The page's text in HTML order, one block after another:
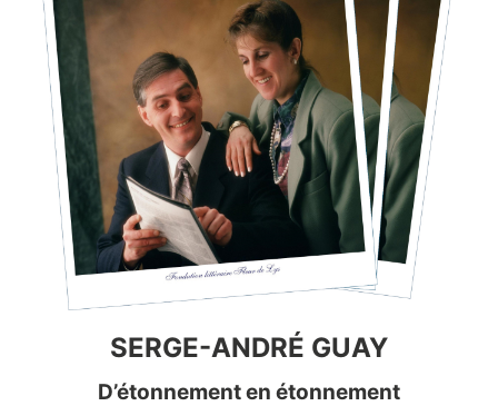
SERGE-ANDRÉ GUAY
D’étonnement en étonnement